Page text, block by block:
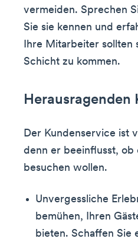
vermeiden. Sprechen
Sie sie kennen und
Ihre Mitarbeiter sollten
Schicht zu kommen.
Herausragenden
Der Kundenservice ist
denn er beeinflusst, ob
besuchen wollen.
Unvergessliche
bemühen, Ihren
bieten. Schaffen Sie